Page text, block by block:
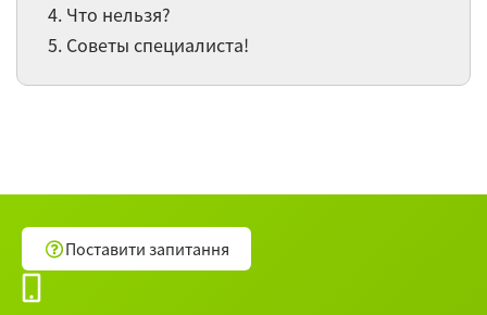
Возрастные изменения кожи.
Мезотерапия
Возрастные изменения кожи.
красивой осанки
Что нельзя?
Советы специалиста!
Поставити запитання